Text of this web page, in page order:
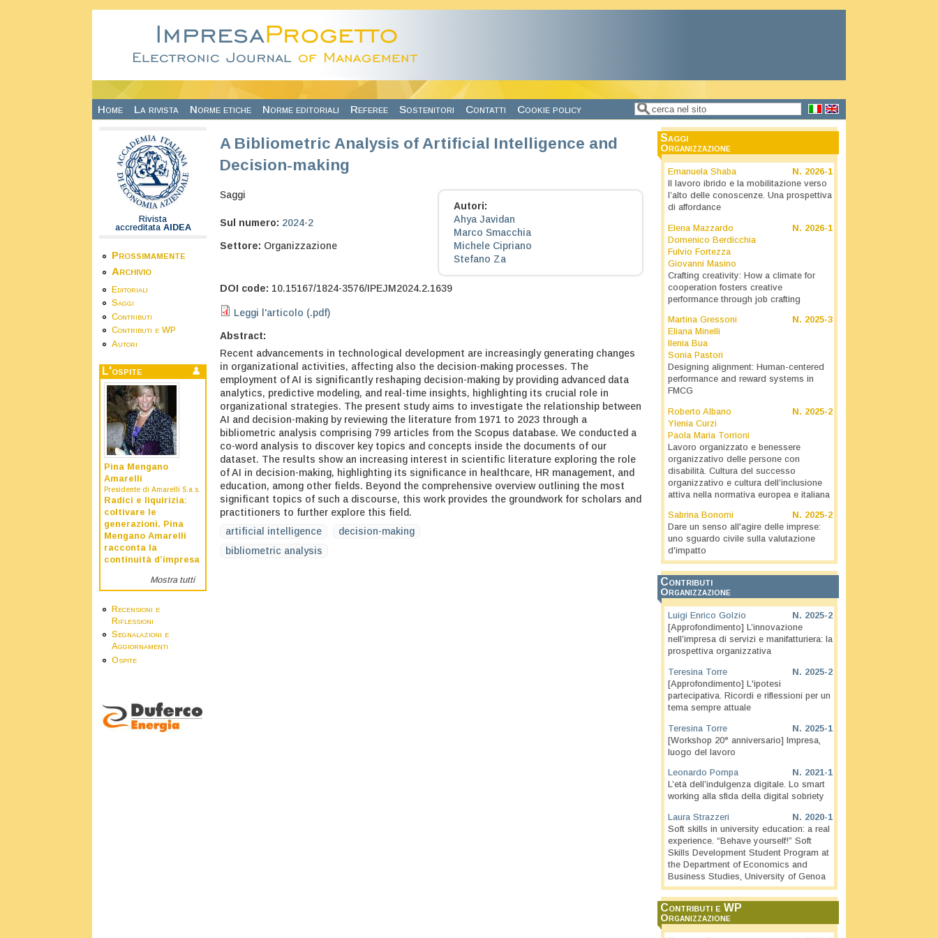
Home La rivista Norme etiche Norme editoriali Referee Sostenitori Contatti Cookie policy Form di ricerca
Cerca
Rivista
accreditata AIDEA
Prossimamente
Archivio
Editoriali
Saggi
Contributi
Contributi e WP
Autori
L'ospite
Pina Mengano
Amarelli
Presidente di Amarelli S.a.s.
Radici e liquirizia:
coltivare le
generazioni. Pina
Mengano Amarelli
racconta la
continuità d’impresa
Mostra tutti
Recensioni e
Riflessioni
Segnalazioni e
Aggiornamenti
Ospite
A Bibliometric Analysis of Artificial Intelligence and
Decision-making
Saggi
Sul numero: 2024-2
Settore: Organizzazione
Autori:
Ahya Javidan
Marco Smacchia
Michele Cipriano
Stefano Za
DOI code: 10.15167/1824-3576/IPEJM2024.2.1639
Leggi l'articolo (.pdf)
Abstract:
Recent advancements in technological development are increasingly generating changes
in organizational activities, affecting also the decision-making processes. The
employment of AI is significantly reshaping decision-making by providing advanced data
analytics, predictive modeling, and real-time insights, highlighting its crucial role in
organizational strategies. The present study aims to investigate the relationship between
AI and decision-making by reviewing the literature from 1971 to 2023 through a
bibliometric analysis comprising 799 articles from the Scopus database. We conducted a
co-word analysis to discover key topics and concepts inside the documents of our
dataset. The results show an increasing interest in scientific literature exploring the role
of AI in decision-making, highlighting its significance in healthcare, HR management, and
education, among other fields. Beyond the comprehensive overview outlining the most
significant topics of such a discourse, this work provides the groundwork for scholars and
practitioners to further explore this field.
artificial intelligence
decision-making
bibliometric analysis
Saggi
Organizzazione
N. 2026-1
Emanuela Shaba
Il lavoro ibrido e la mobilitazione verso
l’alto delle conoscenze. Una prospettiva
di affordance
N. 2026-1
Elena Mazzardo
Domenico Berdicchia
Fulvio Fortezza
Giovanni Masino
Crafting creativity: How a climate for
cooperation fosters creative
performance through job crafting
N. 2025-3
Martina Gressoni
Eliana Minelli
Ilenia Bua
Sonia Pastori
Designing alignment: Human-centered
performance and reward systems in
FMCG
N. 2025-2
Roberto Albano
Ylenia Curzi
Paola Maria Torrioni
Lavoro organizzato e benessere
organizzativo delle persone con
disabilità. Cultura del successo
organizzativo e cultura dell’inclusione
attiva nella normativa europea e italiana
N. 2025-2
Sabrina Bonomi
Dare un senso all'agire delle imprese:
uno sguardo civile sulla valutazione
d'impatto
Contributi
Organizzazione
N. 2025-2
Luigi Enrico Golzio
[Approfondimento] L’innovazione
nell’impresa di servizi e manifatturiera: la
prospettiva organizzativa
N. 2025-2
Teresina Torre
[Approfondimento] L'ipotesi
partecipativa. Ricordi e riflessioni per un
tema sempre attuale
N. 2025-1
Teresina Torre
[Workshop 20° anniversario] Impresa,
luogo del lavoro
N. 2021-1
Leonardo Pompa
L’età dell’indulgenza digitale. Lo smart
working alla sfida della digital sobriety
N. 2020-1
Laura Strazzeri
Soft skills in university education: a real
experience. “Behave yourself!” Soft
Skills Development Student Program at
the Department of Economics and
Business Studies, University of Genoa
Contributi e WP
Organizzazione